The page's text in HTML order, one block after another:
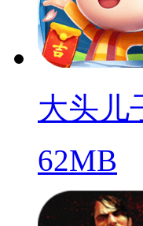
大头儿
62MB